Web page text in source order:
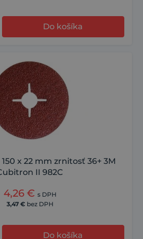
Do košíka
x 22 mm zrnitosť 36+ 3M
II 982C
4,26 € s DPH
3,47 € bez DPH
Do košíka